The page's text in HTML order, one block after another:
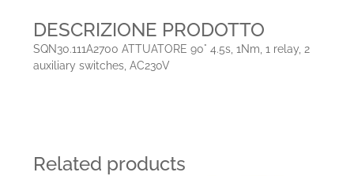
DESCRIZIONE PRODOTTO
SQN30.111A2700 ATTUATORE 90° 4.5s, 1Nm, 1 relay, 2
auxiliary switches, AC230V
Related products